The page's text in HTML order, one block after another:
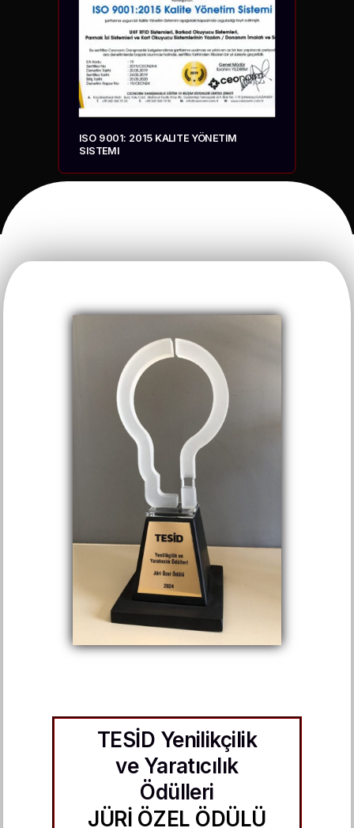
ISO 9001: 2015 KALITE YÖNETIM
SISTEMI
TESİD Yenilikçilik
ve Yaratıcılık
Ödülleri
JÜRİ ÖZEL ÖDÜLÜ